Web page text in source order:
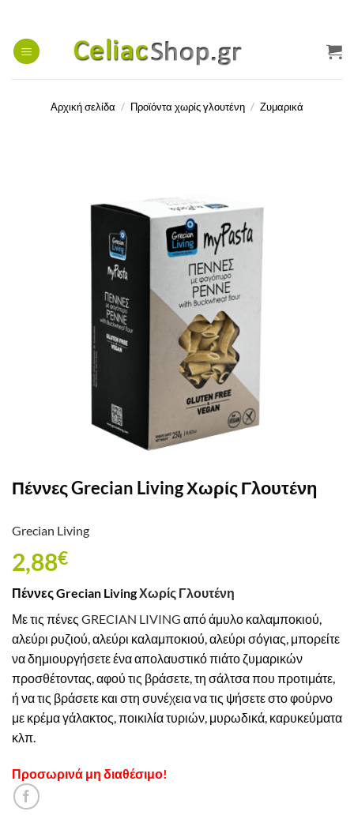
περιεχόμενο
Αρχική σελίδα / Προϊόντα χωρίς γλουτένη / Ζυμαρικά
Πέννες Grecian Living Χωρίς Γλουτένη
Grecian Living
2,88€
Πέννες Grecian LivingΧωρίς Γλουτένη
Με τις πένες GRECIAN LIVING από άμυλο καλαμποκιού,
αλεύρι ρυζιού, αλεύρι καλαμποκιού, αλεύρι σόγιας, μπορείτε
να δημιουργήσετε ένα απολαυστικό πιάτο ζυμαρικών
προσθέτοντας, αφού τις βράσετε, τη σάλτσα που προτιμάτε,
ή να τις βράσετε και στη συνέχεια να τις ψήσετε στο φούρνο
με κρέμα γάλακτος, ποικιλία τυριών, μυρωδικά, καρυκεύματα
κλπ.
Προσωρινά μη διαθέσιμο!